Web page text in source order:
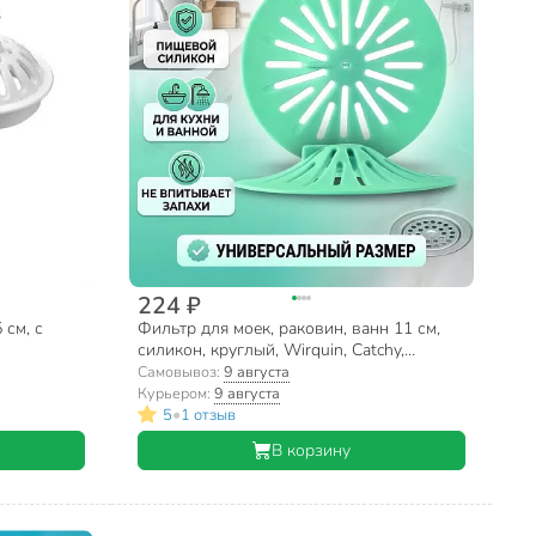
см, с
224 ₽
Фильтр для моек, раковин, ванн 11 см,
силикон, круглый, Wirquin, Catchy,
30724772, зеленый
Самовывоз:9 августа
Курьером:9 августа
5•1 отзыв
В корзину